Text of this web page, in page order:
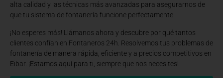
alta calidad y las técnicas más avanzadas para asegurarnos de
que tu sistema de fontanería funcione perfectamente.
¡No esperes más! Llámanos ahora y descubre por qué tantos
clientes confían en Fontaneros 24h. Resolvemos tus problemas de
fontanería de manera rápida, eficiente y a precios competitivos en
Eibar. ¡Estamos aquí para ti, siempre que nos necesites!